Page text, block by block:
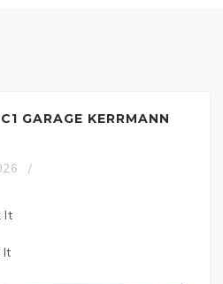
GARAGE KERRMANN
/
It
It